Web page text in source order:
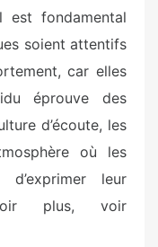
est fondamental
soient attentifs
car elles
éprouve des
d’écoute, les
où les
leur
plus, voir